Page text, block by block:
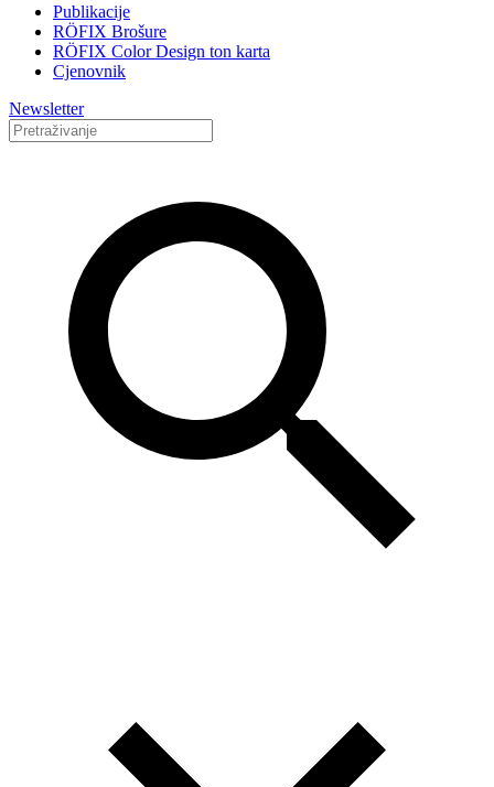
Publikacije
RÖFIX Brošure
RÖFIX Color Design ton karta
Cjenovnik
Newsletter